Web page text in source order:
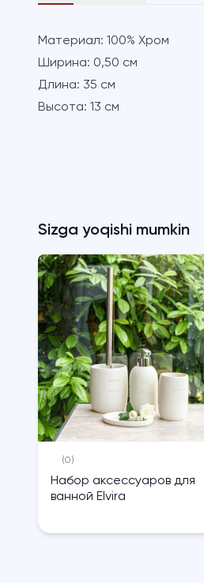
Материал: 100% Хром
Ширина: 0,50 см
Длина: 35 см
Высота: 13 см
Sizga yoqishi mumkin
(0)
Набор аксессуаров для
ванной Elvira